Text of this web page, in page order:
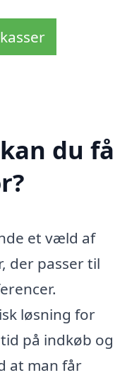
du få
et væld af
der passer til
løsning for
på indkøb og
at man får